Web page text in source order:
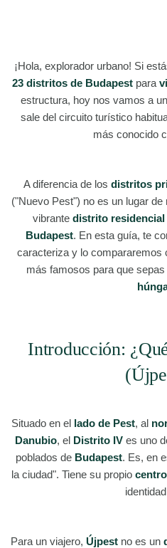
¡Hola, explorador urbano! Si
23 distritos de Budapest para
estructura, hoy nos vamos a
sale del circuito turístico
más conocido
A diferencia de los distritos
("Nuevo Pest") no es un lugar
vibrante distrito residencial
Budapest. En esta guía, te
caracteriza y lo compararemos
más famosos para que
Introducción:
Situado en el lado de Pest, al
Danubio, el Distrito IVes uno
poblados de Budapest. Es, en
la ciudad". Tiene su propio centro
Para un viajero, Újpest no es un